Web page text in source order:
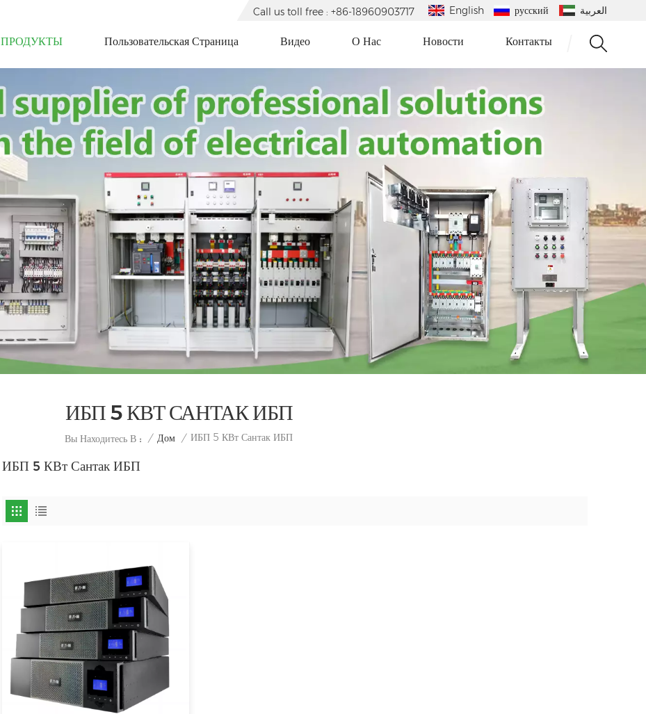
English русский العربية Call us toll free : +86-18960903717
ПРОДУКТЫ Пользовательская Страница Видео О Нас Новости Контакты
ИБП 5 КВТ САНТАК ИБП
Вы Находитесь В : / Дом / ИБП 5 КВт Сантак ИБП
ИБП 5 КВт Сантак ИБП